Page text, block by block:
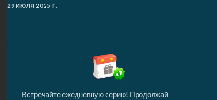
29 ИЮЛЯ 2025 Г.
Встречайте ежедневную серию! Продолжай